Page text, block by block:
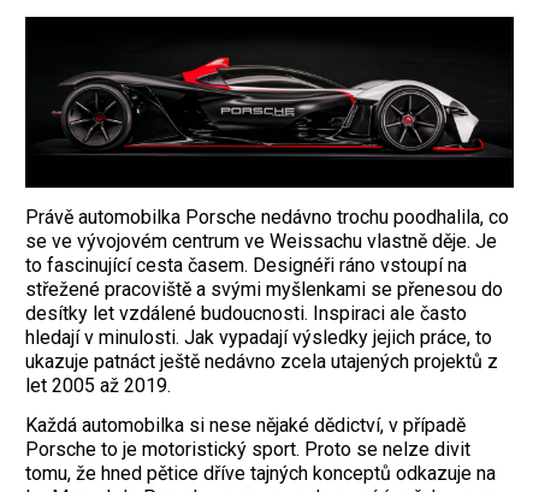
Právě automobilka Porsche nedávno trochu poodhalila, co
se ve vývojovém centrum ve Weissachu vlastně děje. Je
to fascinující cesta časem. Designéři ráno vstoupí na
střežené pracoviště a svými myšlenkami se přenesou do
desítky let vzdálené budoucnosti. Inspiraci ale často
hledají v minulosti. Jak vypadají výsledky jejich práce, to
ukazuje patnáct ještě nedávno zcela utajených projektů z
let 2005 až 2019.
Každá automobilka si nese nějaké dědictví, v případě
Porsche to je motoristický sport. Proto se nelze divit
tomu, že hned pětice dříve tajných konceptů odkazuje na